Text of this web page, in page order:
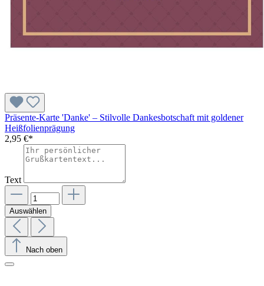
Präsente-Karte 'Danke' – Stilvolle Dankesbotschaft mit goldener
Heißfolienprägung
2,95 €*
Text
Auswählen
Nach oben